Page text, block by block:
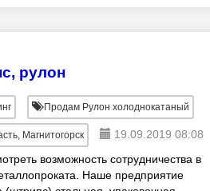
рулон
Продам Рулон холоднокатаный
Магнитогорск
19.09.2019 08:08
возможность сотрудничества в
Наше предприятие